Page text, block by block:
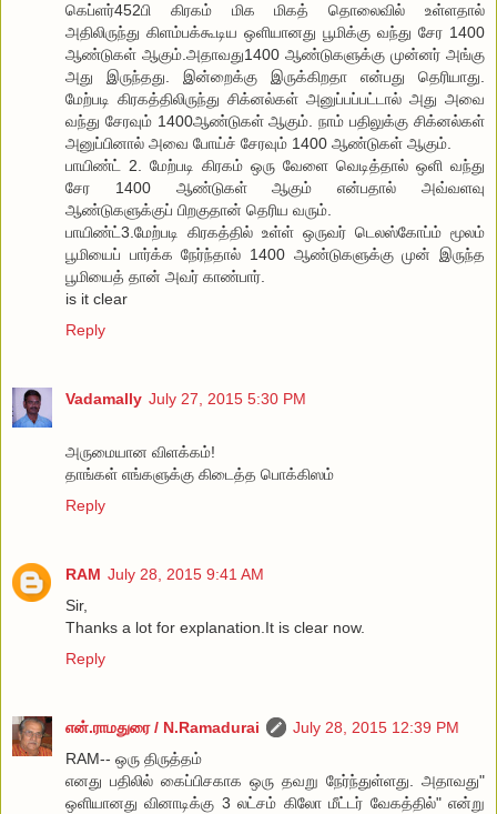
கெப்ளர்452பி கிரகம் மிக மிகத் தொலைவில் உள்ளதால்
அதிலிருந்து கிளம்பக்கூடிய ஒளியானது பூமிக்கு வந்து சேர 1400
ஆண்டுகள் ஆகும்.அதாவது1400 ஆண்டுகளுக்கு முன்னர் அங்கு
அது இருந்தது. இன்றைக்கு இருக்கிறதா என்பது தெரியாது.
மேற்படி கிரகத்திலிருந்து சிக்னல்கள் அனுப்பப்பட்டால் அது அவை
வந்து சேரவும் 1400ஆண்டுகள் ஆகும். நாம் பதிலுக்கு சிக்னல்கள்
அனுப்பினால் அவை போய்ச் சேரவும் 1400 ஆண்டுகள் ஆகும்.
பாயிண்ட் 2. மேற்படி கிரகம் ஒரு வேளை வெடித்தால் ஒளி வந்து
சேர 1400 ஆண்டுகள் ஆகும் என்பதால் அவ்வளவு
ஆண்டுகளுக்குப் பிறகுதான் தெரிய வரும்.
பாயிண்ட்3.மேற்படி கிரகத்தில் உள்ள் ஒருவர் டெலஸ்கோப்ம் மூலம்
பூமியைப் பார்க்க நேர்ந்தால் 1400 ஆண்டுகளுக்கு முன் இருந்த
பூமியைத் தான் அவர் காண்பார்.
is it clear
Reply
Vadamally July 27, 2015 5:30 PM
அருமையான விளக்கம்!
தாங்கள் எங்களுக்கு கிடைத்த பொக்கிஸம்
Reply
RAM July 28, 2015 9:41 AM
Sir,
Thanks a lot for explanation.It is clear now.
Reply
என்.ராமதுரை / N.Ramadurai
July 28, 2015 12:39 PM
RAM-- ஒரு திருத்தம்
எனது பதிலில் கைப்பிசகாக ஒரு தவறு நேர்ந்துள்ளது. அதாவது"
ஒளியானது வினாடிக்கு 3 லட்சம் கிலோ மீட்டர் வேகத்தில்" என்று